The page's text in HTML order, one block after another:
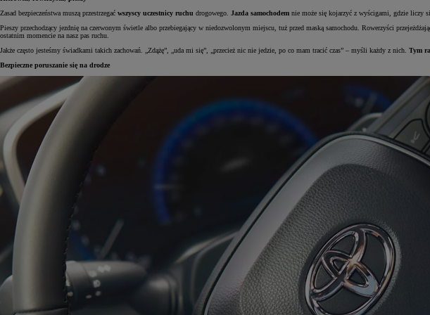
Zasad bezpieczeństwa muszą przestrzegać wszyscy uczestnicy ruchu drogowego. Jazda samochodem nie może się kojarzyć z wyścigami, gdzie liczy
Pieszy przechodzący jezdnię na czerwonym świetle albo przebiegający w niedozwolonym miejscu, tuż przed maską samochodu. Rowerzyści
ostatnim momencie na nasz pas ruchu.
Jakże często jesteśmy świadkami takich zachowań. „Zdążę”, „uda mi się”, „przecież nic nie jedzie, po co mam tracić czas” – myśli każdy z nich. Tym
Bezpieczne poruszanie się na drodze